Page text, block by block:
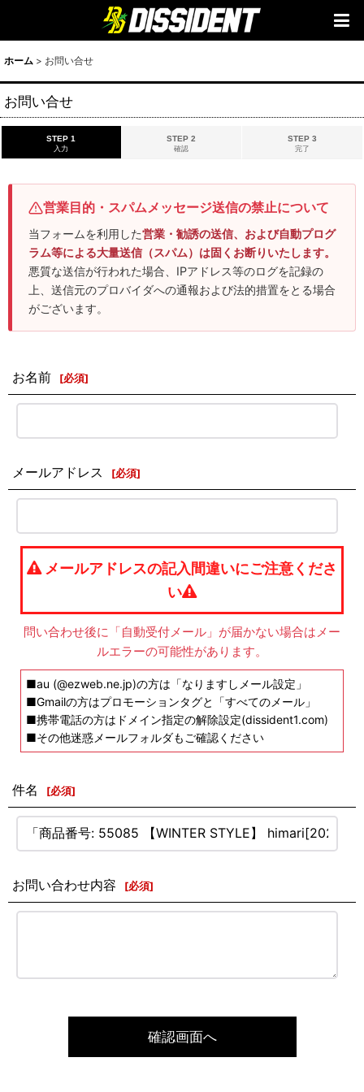
ホーム > お問い合せ
お問い合せ
STEP 1
入力
STEP 2
確認
STEP 3
完了
営業目的・スパムメッセージ送信の禁止について
当フォームを利用した営業・勧誘の送信、および自動プログ
ラム等による大量送信（スパム）は固くお断りいたします。
悪質な送信が行われた場合、IPアドレス等のログを記録の
上、送信元のプロバイダへの通報および法的措置をとる場合
がございます。
お名前 [必須]
メールアドレス [必須]
メールアドレスの記入間違いにご注意くださ
い
問い合わせ後に「自動受付メール」が届かない場合はメー
ルエラーの可能性があります。
■au (@ezweb.ne.jp)の方は「なりますしメール設定」
■Gmailの方はプロモーションタグと「すべてのメール」
■携帯電話の方はドメイン指定の解除設定(dissident1.com)
■その他迷惑メールフォルダもご確認ください
件名 [必須]
お問い合わせ内容 [必須]
確認画面へ